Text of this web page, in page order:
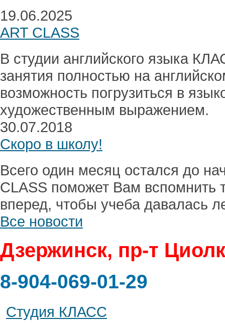
19.06.2025
ART CLASS
В студии английского языка
занятия полностью на
возможность погрузиться в
художественным выражением.
30.07.2018
Скоро в школу!
Всего один месяц остался до
CLASS поможет Вам вспомнить
вперед, чтобы учеба давалась
Все новости
Дзержинск, пр-т
8-904-069-01-29
Студия КЛАСС